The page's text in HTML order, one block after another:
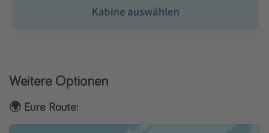
Weitere Optionen
🌍 Eure Route: